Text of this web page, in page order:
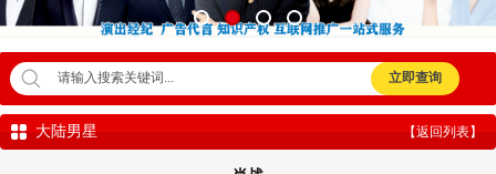
大陆男星 【返回列表】